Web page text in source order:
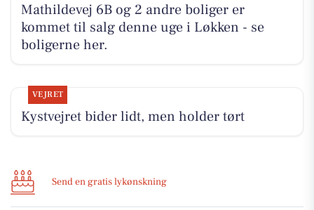
Mathildevej 6B og 2 andre boliger er
kommet til salg denne uge i Løkken - se
boligerne her.
VEJRET
Kystvejret bider lidt, men holder tørt
Send en gratis lykønskning